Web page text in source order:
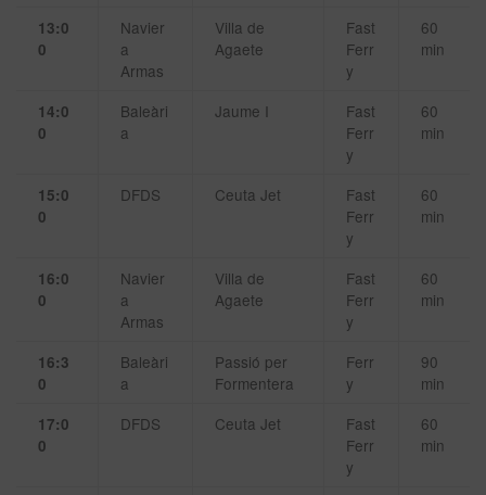
13:0
0
Navier
a
Armas
Villa de
Agaete
Fast
Ferr
y
60
min
14:0
0
Baleàri
a
Jaume I
Fast
Ferr
y
60
min
15:0
0
DFDS Ceuta Jet
Fast
Ferr
y
60
min
16:0
0
Navier
a
Armas
Villa de
Agaete
Fast
Ferr
y
60
min
16:3
0
Baleàri
a
Passió per
Formentera
Ferr
y
90
min
17:0
0
DFDS Ceuta Jet
Fast
Ferr
y
60
min